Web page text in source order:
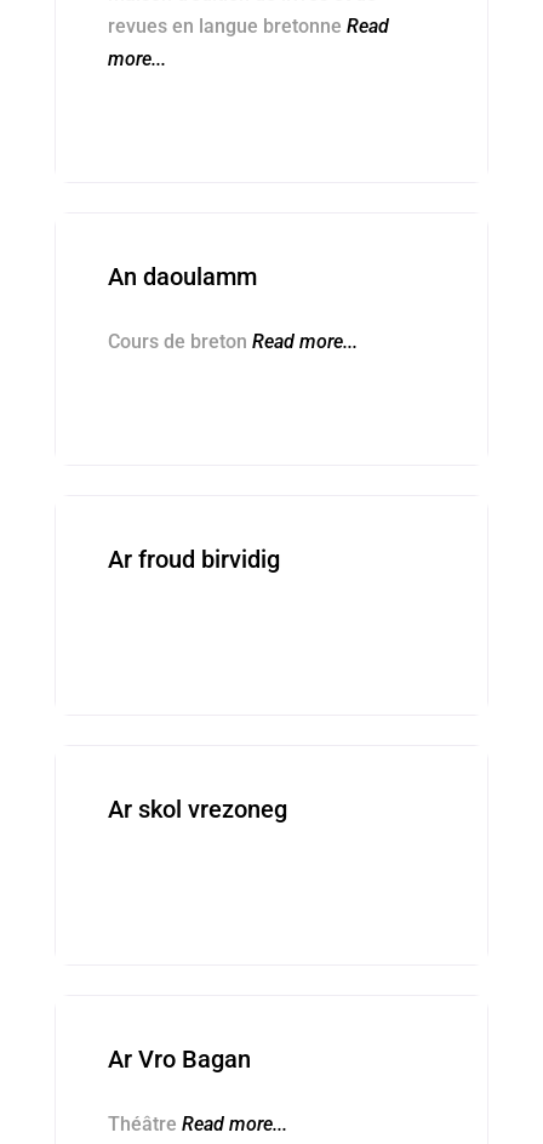
revues en langue bretonneRead
more...
An daoulamm
Cours de bretonRead more...
Ar froud birvidig
Ar skol vrezoneg
Ar Vro Bagan
ThéâtreRead more...